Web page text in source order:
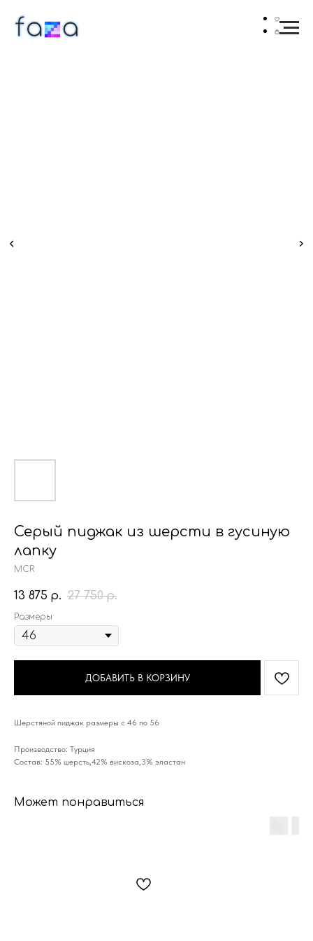
Серый пиджак из шерсти в гусиную
лапку
MCR
13 875 р. 27 750 р.
Размеры
ДОБАВИТЬ В КОРЗИНУ
Шерстяной пиджак размеры с 46 по 56
Производство: Турция
Состав: 55% шерсть,42% вискоза,3% эластан
Может понравиться